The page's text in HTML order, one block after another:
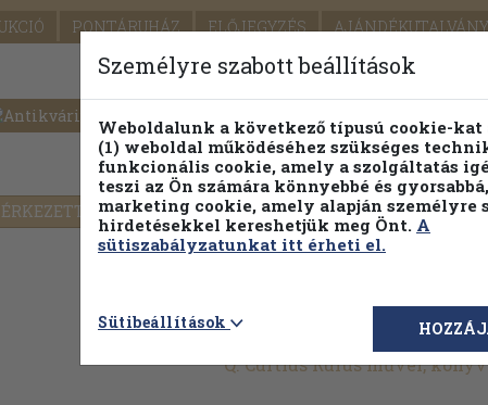
PONTÁRUHÁZ ELŐJEGYZÉS AJÁNDÉKUTALVÁNY
PILLANATNYI ÁRAINK
Részletes kereső
Q. Curtius Rufus művei,
Személyre szabott beállítások
Weboldalunk a következő típusú cookie-kat
(1) weboldal működéséhez szükséges
funkcionális cookie, amely a szolgáltatás
teszi az Ön számára könnyebbé és
marketing cookie, amely alapján személyre
hirdetésekkel kereshetjük meg Önt. A
sütiszabályzatunkat itt érheti el.
Sütibeállítások